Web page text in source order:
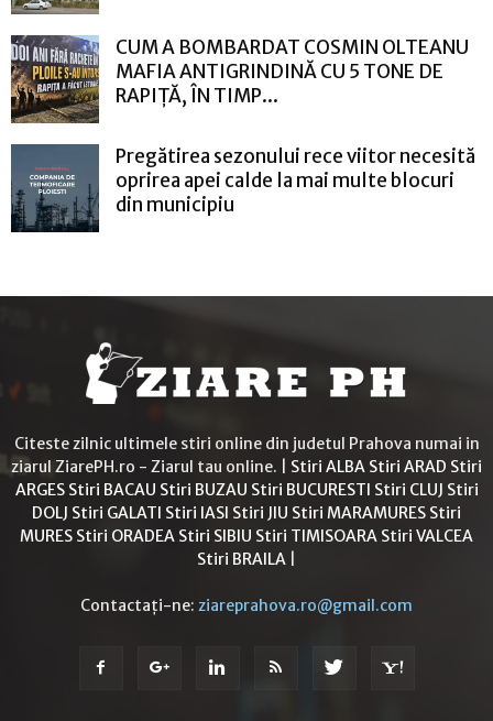
CUM A BOMBARDAT COSMIN OLTEANU
MAFIA ANTIGRINDINĂ CU 5 TONE DE
RAPIȚĂ, ÎN TIMP...
Pregătirea sezonului rece viitor necesită
oprirea apei calde la mai multe blocuri
din municipiu
Citeste zilnic ultimele stiri online din judetul Prahova numai in
ziarul ZiarePH.ro - Ziarul tau online. | Stiri ALBA Stiri ARAD Stiri
ARGES Stiri BACAU Stiri BUZAU Stiri BUCURESTI Stiri CLUJ Stiri
DOLJ Stiri GALATI Stiri IASI Stiri JIU Stiri MARAMURES Stiri
MURES Stiri ORADEA Stiri SIBIU Stiri TIMISOARA Stiri VALCEA
Stiri BRAILA
Contactați-ne: ziareprahova.ro@gmail.com